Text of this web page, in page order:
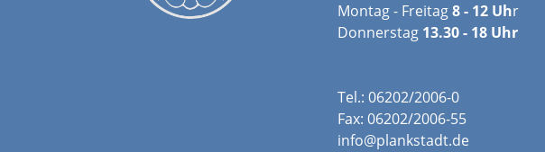
Montag - Freitag8 - 12 Uhr
Donnerstag 13.30 - 18 Uhr
Tel.: 06202/2006-0
Fax: 06202/2006-55
info@plankstadt.de